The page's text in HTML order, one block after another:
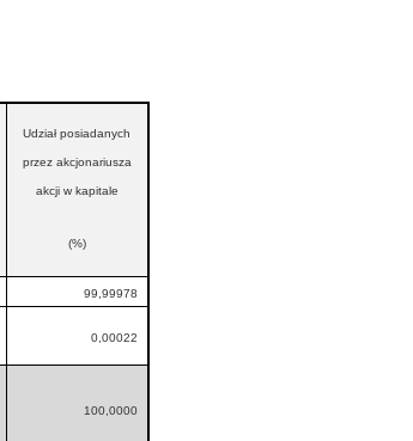
Udział posiadanych
przez akcjonariusza
akcji w kapitale
(%)
99,99978
0,00022
100,0000